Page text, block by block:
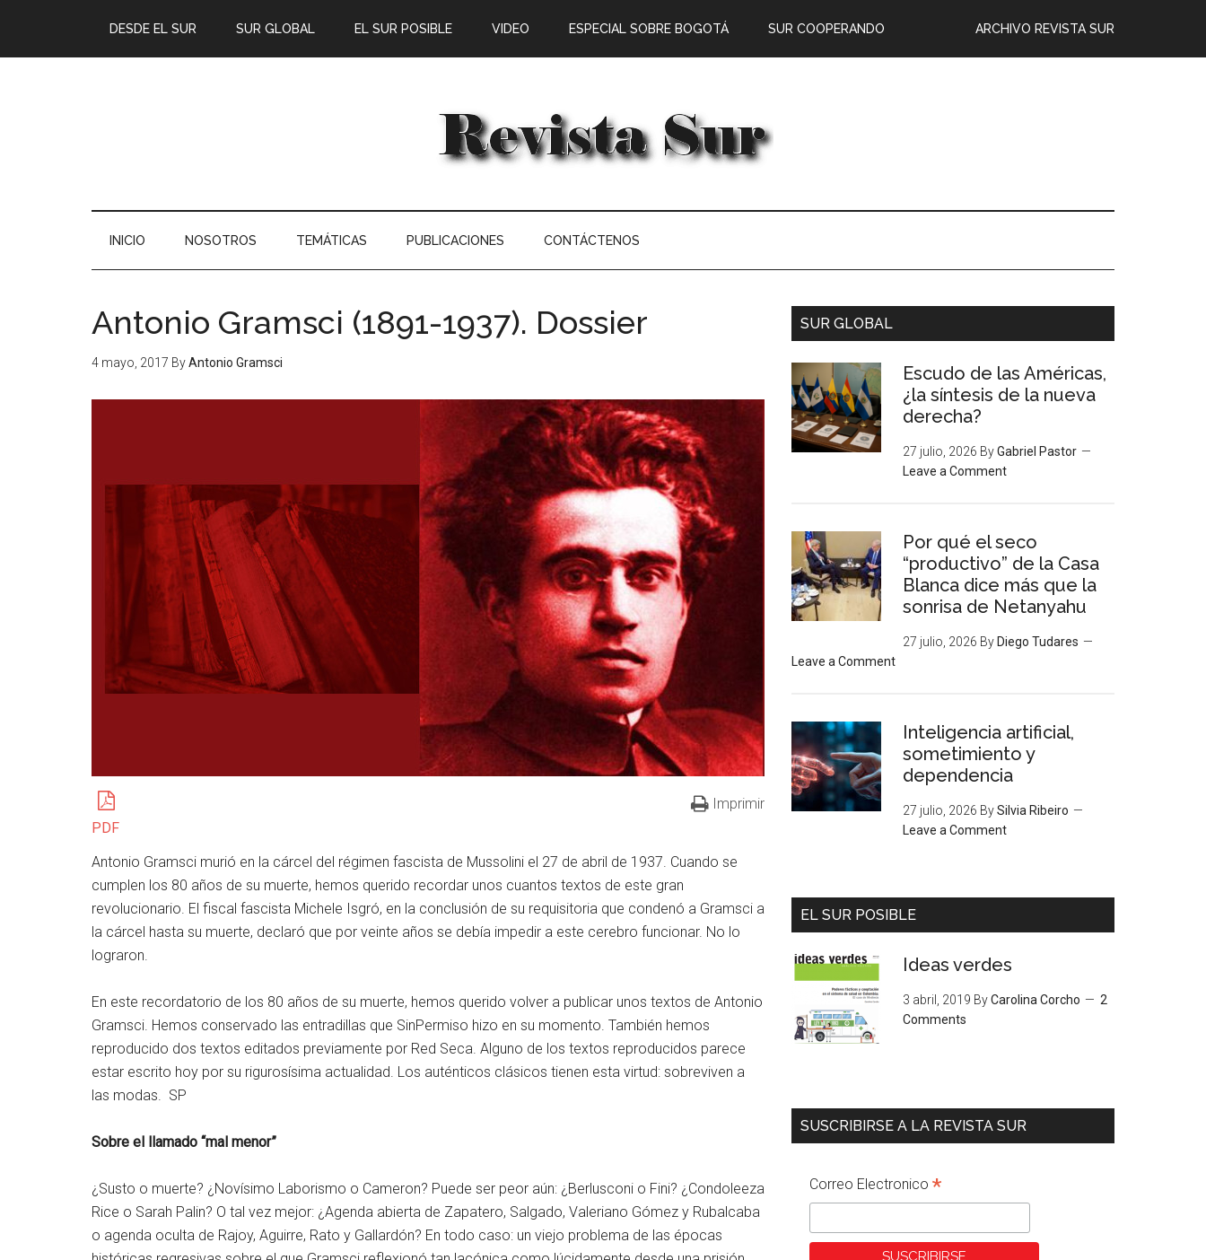
DESDE EL SUR SUR GLOBAL EL SUR POSIBLE ARCHIVO REVISTA SUR
VIDEO ESPECIAL SOBRE BOGOTÁ SUR COOPERANDO
INICIO NOSOTROS TEMÁTICAS PUBLICACIONES CONTÁCTENOS
Antonio Gramsci (1891-1937). Dossier
4 mayo, 2017 ByAntonio Gramsci
PDF
Imprimir
Antonio Gramsci murió en la cárcel del régimen fascista de Mussolini el 27 de abril de 1937. Cuando se
cumplen los 80 años de su muerte, hemos querido recordar unos cuantos textos de este gran
revolucionario. El fiscal fascista Michele Isgró, en la conclusión de su requisitoria que condenó a Gramsci a
la cárcel hasta su muerte, declaró que por veinte años se debía impedir a este cerebro funcionar. No lo
lograron.
En este recordatorio de los 80 años de su muerte, hemos querido volver a publicar unos textos de Antonio
Gramsci. Hemos conservado las entradillas que SinPermiso hizo en su momento. También hemos
reproducido dos textos editados previamente por Red Seca. Alguno de los textos reproducidos parece
estar escrito hoy por su rigurosísima actualidad. Los auténticos clásicos tienen esta virtud: sobreviven a
las modas. SP
Sobre el llamado “mal menor”
¿Susto o muerte? ¿Novísimo Laborismo o Cameron? Puede ser peor aún: ¿Berlusconi o Fini? ¿Condoleeza
Rice o Sarah Palin? O tal vez mejor: ¿Agenda abierta de Zapatero, Salgado, Valeriano Gómez y Rubalcaba
o agenda oculta de Rajoy, Aguirre, Rato y Gallardón? En todo caso: un viejo problema de las épocas
SUR GLOBAL
Escudo de las Américas,
¿la síntesis de la nueva
derecha?
27 julio, 2026 ByGabriel Pastor
Leave a Comment
Por qué el seco
“productivo” de la Casa
Blanca dice más que la
sonrisa de Netanyahu
27 julio, 2026 By Diego Tudares
Leave a Comment
Inteligencia artificial,
sometimiento y
dependencia
27 julio, 2026 BySilvia Ribeiro
Leave a Comment
EL SUR POSIBLE
Ideas verdes
3 abril, 2019 ByCarolina Corcho
2
Comments
SUSCRIBIRSE A LA REVISTA SUR
Correo Electronico *